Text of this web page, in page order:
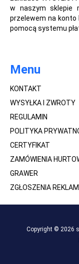
w naszym sklepie
przelewem na konto
pomocą systemu
Menu
KONTAKT
WYSYŁKA I ZWROTY
REGULAMIN
POLITYKA
CERTYFIKAT
ZAMÓWIENIA
GRAWER
ZGŁOSZENIA
Copyright © 2026